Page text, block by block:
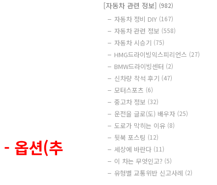
- 옵션(추
[자동차 관련 정보] (982)
자동차 정비 DIY (167)
자동차 관련 정보 (558)
자동차 시승기 (75)
HMG드라이빙익스피리언스 (27)
BMW드라이빙센터 (2)
신차량 착석 후기 (47)
모터스포츠 (6)
중고차 정보 (32)
운전을 글로(도) 배우자 (25)
도로가 막히는 이유 (8)
뒷북 포스팅 (12)
세상에 바란다 (11)
이 차는 무엇인고? (5)
유형별 교통위반 신고사례 (2)